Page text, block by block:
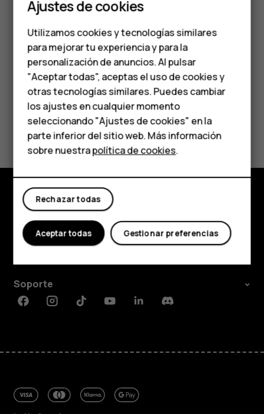
Teléfonos de gama
media
Teléfonos para
personas mayores
HMD Terra M
Comprar
Mi cuenta
settings
Presionepanorama_fish_eye.
¿Te ha parecido útil?
Sí No
Comprar
Acerca de
Soporte
FacebookInstagramTiktokYoutubeLinkedinDiscord
Ajustes de cookies
Utilizamos cookies y tecnologías similares
para mejorar tu experiencia y para la
personalización de anuncios. Al pulsar
"Aceptar todas", aceptas el uso de cookies y
otras tecnologías similares. Puedes cambiar
los ajustes en cualquier momento
seleccionando "Ajustes de cookies" en la
parte inferior del sitio web. Más información
sobre nuestrapolítica de cookies.
Rechazar todas
Gestionar preferencias
Aceptar todas